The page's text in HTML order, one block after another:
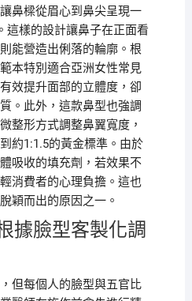
鼻樑從眉心到鼻尖呈現一
這樣的設計讓鼻子在正面看
能營造出俐落的輪廓。根
本特別適合亞洲女性常見
效提升面部的立體度，卻
。此外，這款鼻型也強調
整形方式調整鼻翼寬度，
約1:1.5的黃金標準。由於
吸收的填充劑，若效果不
消費者的心理負擔。這也
穎而出的原因之一。
據臉型客製化調
但每個人的臉型與五官比